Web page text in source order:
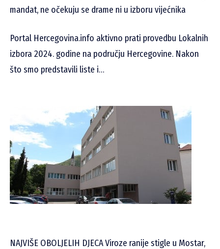
mandat, ne očekuju se drame ni u izboru vijećnika
Portal Hercegovina.info aktivno prati provedbu Lokalnih
izbora 2024. godine na području Hercegovine. Nakon
što smo predstavili liste i…
NAJVIŠE OBOLJELIH DJECA Viroze ranije stigle u Mostar,